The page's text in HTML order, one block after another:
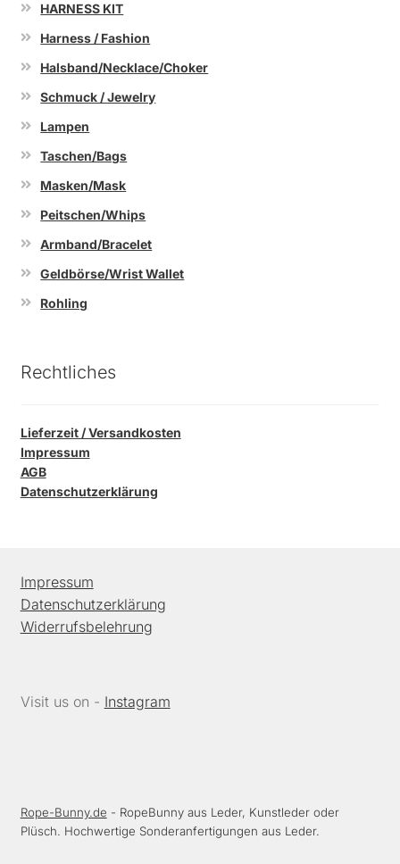
HARNESS KIT
Harness / Fashion
Halsband/Necklace/Choker
Schmuck / Jewelry
Lampen
Taschen/Bags
Masken/Mask
Peitschen/Whips
Armband/Bracelet
Geldbörse/Wrist Wallet
Rohling
Rechtliches
Lieferzeit / Versandkosten
Impressum
AGB
Datenschutzerklärung
Impressum
Datenschutzerklärung
Widerrufsbelehrung
Visit us on - Instagram
Rope-Bunny.de - RopeBunny aus Leder, Kunstleder oder
Plüsch. Hochwertige Sonderanfertigungen aus Leder.